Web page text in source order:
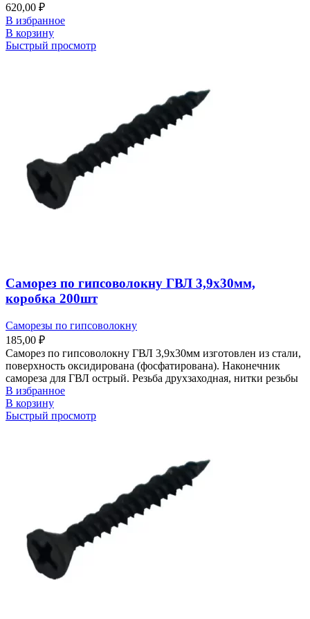
620,00 ₽
В избранное
В корзину
Быстрый просмотр
Саморез по гипсоволокну ГВЛ 3,9х30мм,
коробка 200шт
Саморезы по гипсоволокну
185,00 ₽
Саморез по гипсоволокну ГВЛ 3,9х30мм изготовлен из стали,
поверхность оксидирована (фосфатирована). Наконечник
самореза для ГВЛ острый. Резьба друхзаходная, нитки резьбы
В избранное
В корзину
Быстрый просмотр